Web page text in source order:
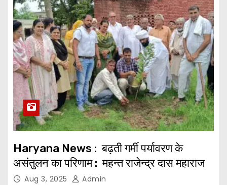
Haryana News : बढ़ती गर्मी पर्यावरण के
असंतुलन का परिणाम : महन्त राजेन्द्र दास महाराज
Aug 3, 2025 Admin